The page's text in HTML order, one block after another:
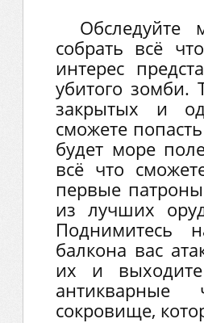
Обследуйте
собрать всё
интерес
убитого зомби.
закрытых и
сможете
будет море
всё что
первые
из лучших
Поднимитесь
балкона вас
их и
сокровище,